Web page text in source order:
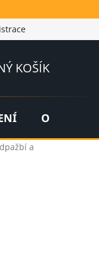
KOŠÍK
OUTDOOR
a